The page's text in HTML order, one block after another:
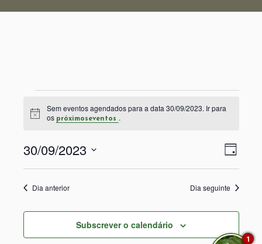
Eventos
30/09/2023
Aviso
Sem eventos agendados para a data 30/09/2023. Ir para
os próximoseventos .
de
de
de
Dia
30/09/2023
data.Dia anterior Dia seguinte
Subscrever o calendário
1